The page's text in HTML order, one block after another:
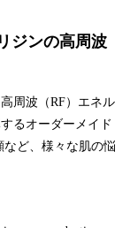
ジンの高周波
周波（RF）エネル
るオーダーメイド
ど、様々な肌の悩